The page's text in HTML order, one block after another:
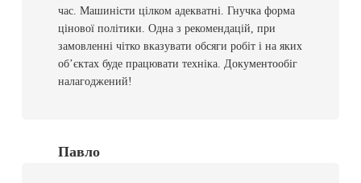
час. Машиністи цілком адекватні. Гнучка форма
цінової політики. Одна з рекомендацій, при
замовленні чітко вказувати обсяги робіт і на яких
об’єктах буде працювати техніка. Документообіг
налагоджений!
Павло